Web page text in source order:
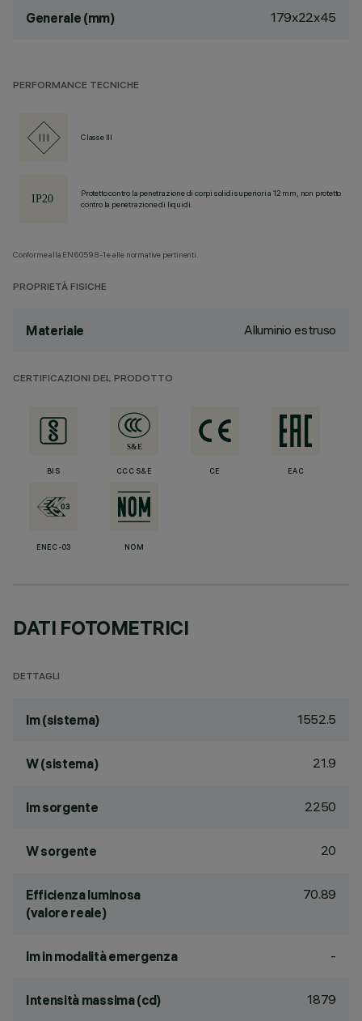
Generale (mm) 179x22x45
PERFORMANCE TECNICHE
Classe III
Protetto contro la penetrazione di corpi solidi superiori a 12 mm, non protetto
contro la penetrazione di liquidi.
Conforme alla EN60598-1 e alle normative pertinenti.
PROPRIETÀ FISICHE
Materiale Alluminio estruso
CERTIFICAZIONI DEL PRODOTTO
BIS CCC S&E CE EAC
ENEC-03 NOM
DATI FOTOMETRICI
DETTAGLI
lm (sistema) 1552.5
W (sistema) 21.9
lm sorgente 2250
W sorgente 20
Efficienza luminosa
(valore reale)
70.89
lm in modalità emergenza -
Intensità massima (cd) 1879